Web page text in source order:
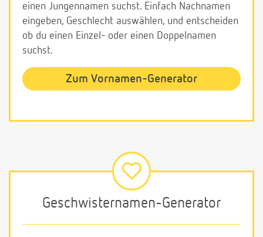
einen Jungennamen suchst. Einfach Nachnamen
eingeben, Geschlecht auswählen, und entscheiden
ob du einen Einzel- oder einen Doppelnamen
suchst.
Zum Vornamen-Generator
Geschwisternamen-Generator